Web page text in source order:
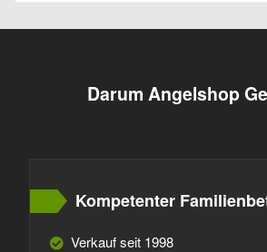
Darum Angelshop
Kompetenter
Verkauf seit 1998